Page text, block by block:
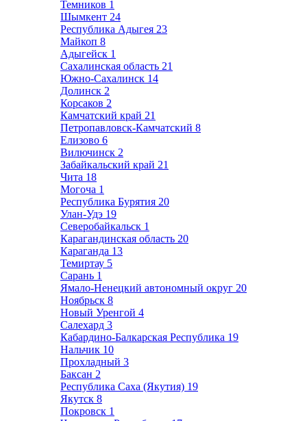
Темников 1
Шымкент 24
Республика Адыгея 23
Майкоп 8
Адыгейск 1
Сахалинская область 21
Южно-Сахалинск 14
Долинск 2
Корсаков 2
Камчатский край 21
Петропавловск-Камчатский 8
Елизово 6
Вилючинск 2
Забайкальский край 21
Чита 18
Могоча 1
Республика Бурятия 20
Улан-Удэ 19
Северобайкальск 1
Карагандинская область 20
Караганда 13
Темиртау 5
Сарань 1
Ямало-Ненецкий автономный округ 20
Ноябрьск 8
Новый Уренгой 4
Салехард 3
Кабардино-Балкарская Республика 19
Нальчик 10
Прохладный 3
Баксан 2
Республика Саха (Якутия) 19
Якутск 8
Покровск 1